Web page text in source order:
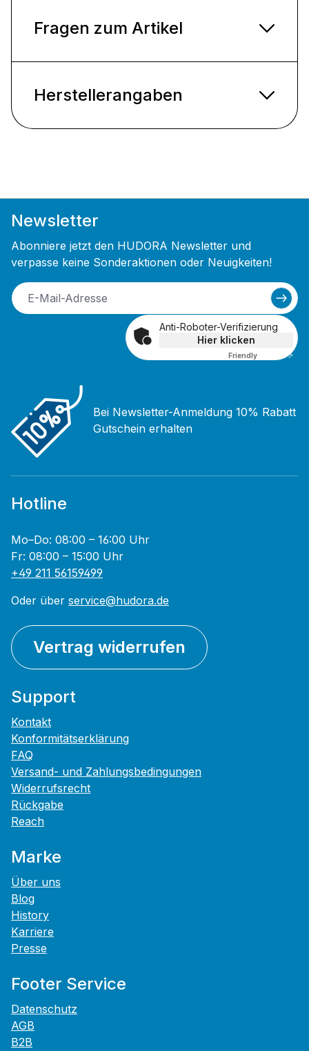
Fragen zum Artikel
Herstellerangaben
Newsletter
Abonniere jetzt den HUDORA Newsletter und
verpasse keine Sonderaktionen oder Neuigkeiten!
Anti-Roboter-Verifizierung
Hier klicken
Friendly Captcha ⇗
Bei Newsletter-Anmeldung 10% Rabatt
Gutschein erhalten
Hotline
Mo–Do: 08:00 – 16:00 Uhr
Fr: 08:00 – 15:00 Uhr
+49 211 56159499
Oder über service@hudora.de
Vertrag widerrufen
Support
Kontakt
Konformitätserklärung
FAQ
Versand- und Zahlungsbedingungen
Widerrufsrecht
Rückgabe
Reach
Marke
Über uns
Blog
History
Karriere
Presse
Footer Service
Datenschutz
AGB
B2B